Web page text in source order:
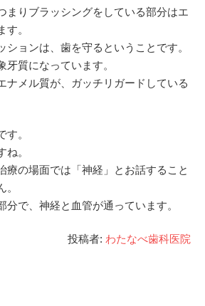
まりブラッシングをしている部分はエ
。
ションは、歯を守るということです。
牙質になっています。
ナメル質が、ガッチリガードしている
。
。
療の場面では「神経」とお話すること
分で、神経と血管が通っています。
投稿者: わたなべ歯科医院